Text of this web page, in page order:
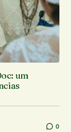
um
0